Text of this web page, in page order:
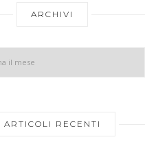
ARCHIVI
ARTICOLI RECENTI